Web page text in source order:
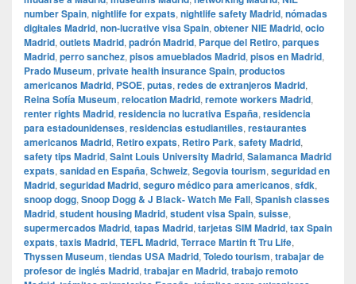
number Spain, nightlife for expats, nightlife safety Madrid, nómadas
digitales Madrid, non-lucrative visa Spain, obtener NIE Madrid, ocio
Madrid, outlets Madrid, padrón Madrid, Parque del Retiro, parques
Madrid, perro sanchez, pisos amueblados Madrid, pisos en Madrid,
Prado Museum, private health insurance Spain, productos
americanos Madrid, PSOE, putas, redes de extranjeros Madrid,
Reina Sofía Museum, relocation Madrid, remote workers Madrid,
renter rights Madrid, residencia no lucrativa España, residencia
para estadounidenses, residencias estudiantiles, restaurantes
americanos Madrid, Retiro expats, Retiro Park, safety Madrid,
safety tips Madrid, Saint Louis University Madrid, Salamanca Madrid
expats, sanidad en España, Schweiz, Segovia tourism, seguridad en
Madrid, seguridad Madrid, seguro médico para americanos, sfdk,
snoop dogg, Snoop Dogg & J Black- Watch Me Fall, Spanish classes
Madrid, student housing Madrid, student visa Spain, suisse,
supermercados Madrid, tapas Madrid, tarjetas SIM Madrid, tax Spain
expats, taxis Madrid, TEFL Madrid, Terrace Martin ft Tru Life,
Thyssen Museum, tiendas USA Madrid, Toledo tourism, trabajar de
profesor de inglés Madrid, trabajar en Madrid, trabajo remoto